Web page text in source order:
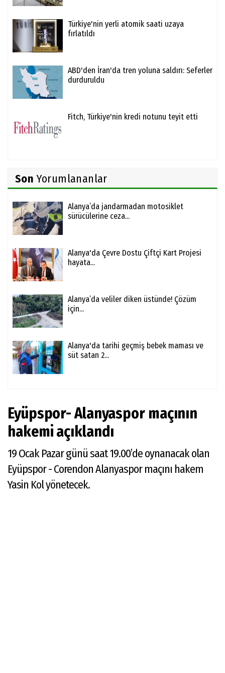
Türkiye'nin yerli atomik saati uzaya
fırlatıldı
ABD'den İran'da tren yoluna saldırı: Seferler
durduruldu
Fitch, Türkiye'nin kredi notunu teyit etti
Son Yorumlananlar
Alanya’da jandarmadan motosiklet
sürücülerine ceza...
Alanya'da Çevre Dostu Çiftçi Kart Projesi
hayata...
Alanya’da veliler diken üstünde! Çözüm
için...
Alanya'da tarihi geçmiş bebek maması ve
süt satan 2...
Eyüpspor- Alanyaspor maçının
hakemi açıklandı
19 Ocak Pazar günü saat 19.00’de oynanacak olan
Eyüpspor - Corendon Alanyaspor maçını hakem
Yasin Kol yönetecek.